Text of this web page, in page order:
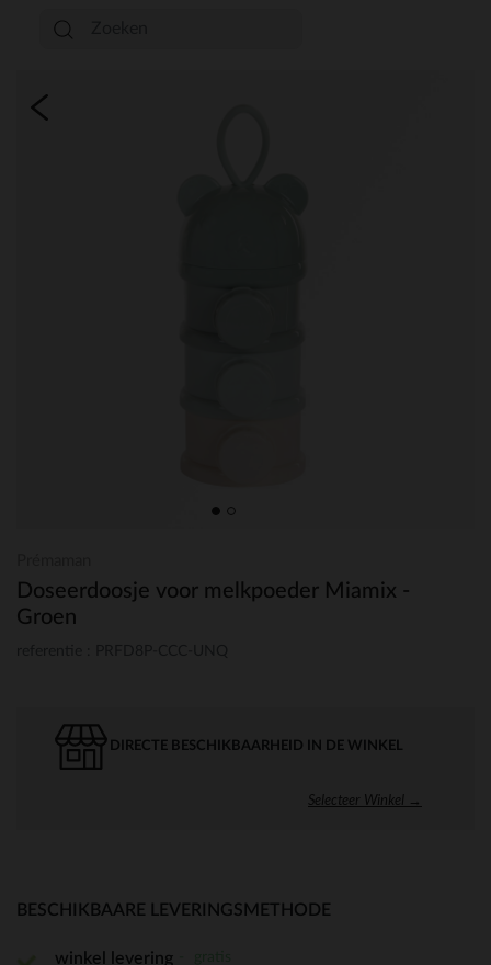
Doseerdoosje voor melkpoeder Miamix -
Groen
DIRECTE BESCHIKBAARHEID IN DE WINKEL
Selecteer Winkel →
BESCHIKBAARE LEVERINGSMETHODE
winkel levering